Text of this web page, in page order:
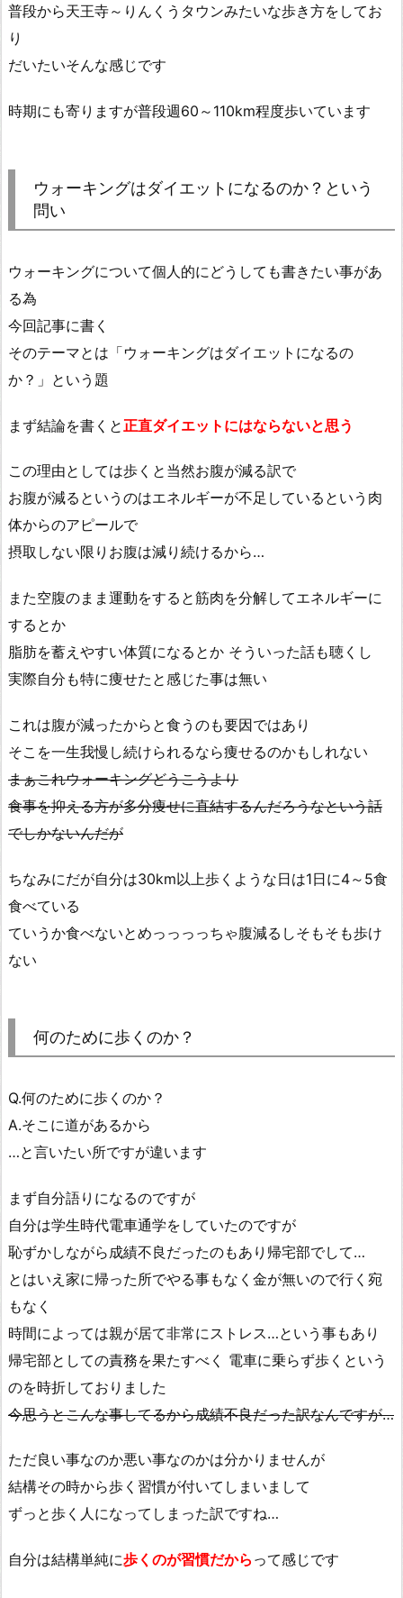
普段から天王寺～りんくうタウンみたいな歩き方をしてお
り
だいたいそんな感じです
時期にも寄りますが普段週60～110km程度歩いています
ウォーキングはダイエットになるのか？という
問い
ウォーキングについて個人的にどうしても書きたい事があ
る為
今回記事に書く
そのテーマとは「ウォーキングはダイエットになるの
か？」という題
まず結論を書くと 正直ダイエットにはならないと思う
この理由としては歩くと当然お腹が減る訳で
お腹が減るというのはエネルギーが不足しているという肉
体からのアピールで
摂取しない限りお腹は減り続けるから…
また空腹のまま運動をすると筋肉を分解してエネルギーに
するとか
脂肪を蓄えやすい体質になるとか そういった話も聴くし
実際自分も特に痩せたと感じた事は無い
これは腹が減ったからと食うのも要因ではあり
そこを一生我慢し続けられるなら痩せるのかもしれない
まぁこれウォーキングどうこうより
食事を抑える方が多分痩せに直結するんだろうなという話
でしかないんだが
ちなみにだが自分は30km以上歩くような日は1日に4～5食
食べている
ていうか食べないとめっっっっちゃ腹減るしそもそも歩け
ない
何のために歩くのか？
Q.何のために歩くのか？
A.そこに道があるから
…と言いたい所ですが違います
まず自分語りになるのですが
自分は学生時代電車通学をしていたのですが
恥ずかしながら成績不良だったのもあり帰宅部でして…
とはいえ家に帰った所でやる事もなく金が無いので行く宛
もなく
時間によっては親が居て非常にストレス…という事もあり
帰宅部としての責務を果たすべく 電車に乗らず歩くという
のを時折しておりました
今思うとこんな事してるから成績不良だった訳なんですが…
ただ良い事なのか悪い事なのかは分かりませんが
結構その時から歩く習慣が付いてしまいまして
ずっと歩く人になってしまった訳ですね…
自分は結構単純に歩くのが習慣だから って感じです